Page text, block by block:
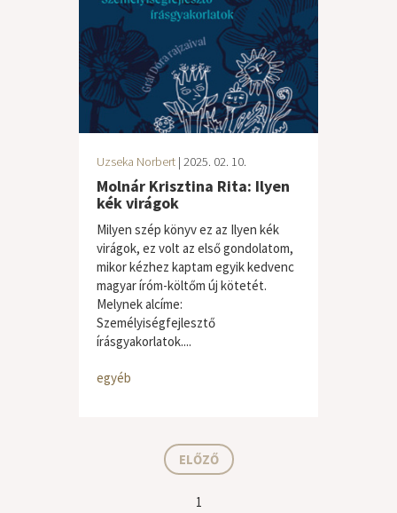
Uzseka Norbert | 2025. 02. 10.
Molnár Krisztina Rita: Ilyen
kék virágok
Milyen szép könyv ez az Ilyen kék
virágok, ez volt az első gondolatom,
mikor kézhez kaptam egyik kedvenc
magyar íróm-költőm új kötetét.
Melynek alcíme:
Személyiségfejlesztő
írásgyakorlatok....
egyéb
ELŐZŐ
1